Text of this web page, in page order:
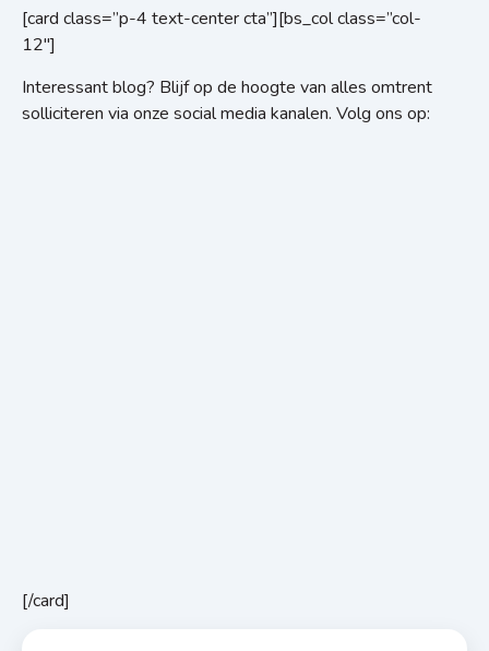
[card class=”p-4 text-center cta”][bs_col class=”col-
12″]
Interessant blog? Blijf op de hoogte van alles omtrent
solliciteren via onze social media kanalen. Volg ons op:
[/card]